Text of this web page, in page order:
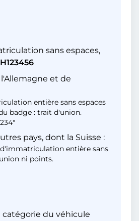
sans espaces,
et de
entière sans espaces
badge : trait d'union.
pays, dont la Suisse :
entière sans
ni points.
catégorie du véhicule